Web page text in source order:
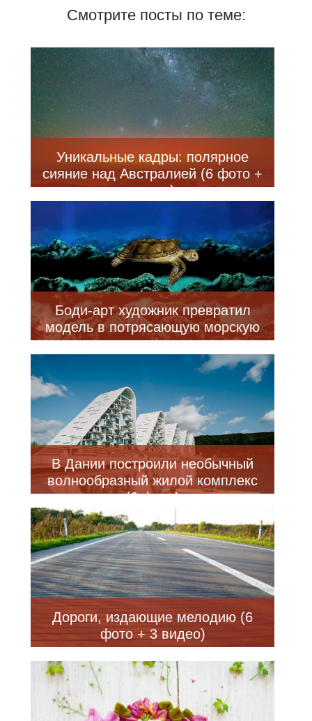
Смотрите посты по теме:
Уникальные кадры: полярное
сияние над Австралией (6 фото +
видео)
Боди-арт художник превратил
модель в потрясающую морскую
черепаху, которую не отличить от
В Дании построили необычный
волнообразный жилой комплекс
(6 фото)
Дороги, издающие мелодию (6
фото + 3 видео)